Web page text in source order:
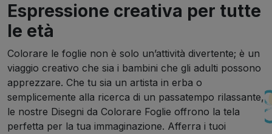
Espressione creativa per tutte
le età
Colorare le foglie non è solo un’attività divertente; è un
viaggio creativo che sia i bambini che gli adulti possono
apprezzare. Che tu sia un artista in erba o
semplicemente alla ricerca di un passatempo rilassante,
le nostre Disegni da Colorare Foglie offrono la tela
perfetta per la tua immaginazione. Afferra i tuoi